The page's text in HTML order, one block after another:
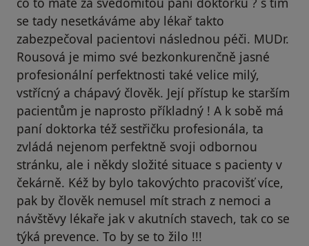
se tady nesetkáváme aby lékař takto
zabezpečoval pacientovi následnou péči. MUDr.
Rousová je mimo své bezkonkurenčně jasné
profesionální perfektnosti také velice milý,
vstřícný a chápavý člověk. Její přístup ke starším
pacientům je naprosto příkladný ! A k sobě má
paní doktorka též sestřičku profesionála, ta
zvládá nejenom perfektně svoji odbornou
stránku, ale i někdy složité situace s pacienty v
čekárně. Kéž by bylo takovýchto pracovišť více,
pak by člověk nemusel mít strach z nemoci a
návštěvy lékaře jak v akutních stavech, tak co se
týká prevence. To by se to žilo !!!